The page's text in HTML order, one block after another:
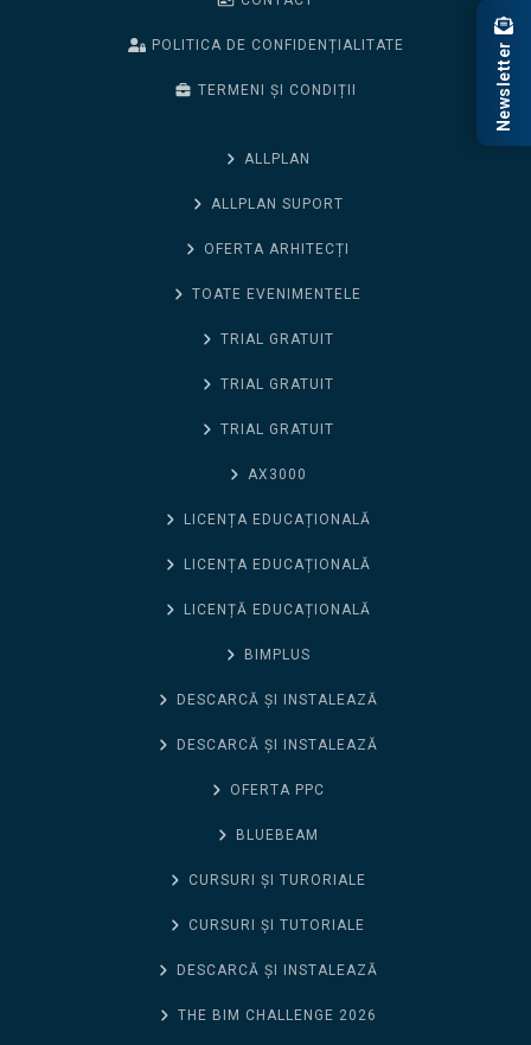
POLITICA DE CONFIDENȚIALITATE
TERMENI ȘI CONDIȚII
ALLPLAN
ALLPLAN SUPORT
OFERTA ARHITECȚI
TOATE EVENIMENTELE
TRIAL GRATUIT
TRIAL GRATUIT
TRIAL GRATUIT
AX3000
LICENȚA EDUCAȚIONALĂ
LICENȚA EDUCAȚIONALĂ
LICENȚĂ EDUCAȚIONALĂ
BIMPLUS
DESCARCĂ ȘI INSTALEAZĂ
DESCARCĂ ȘI INSTALEAZĂ
OFERTA PPC
BLUEBEAM
CURSURI ȘI TURORIALE
CURSURI ȘI TUTORIALE
DESCARCĂ ȘI INSTALEAZĂ
THE BIM CHALLENGE 2026
Newsletter